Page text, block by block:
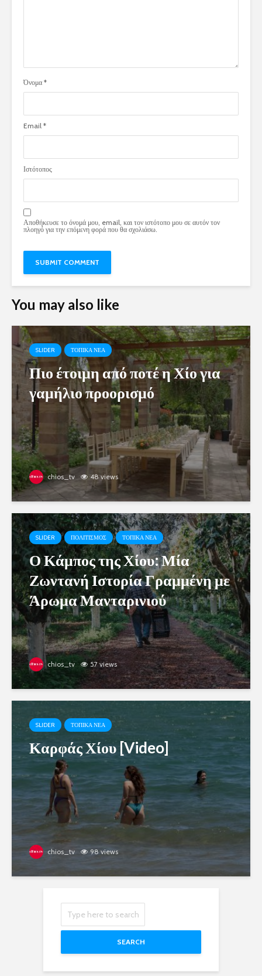
Όνομα *
Email *
Ιστότοπος
Αποθήκευσε το όνομά μου, email, και τον ιστότοπο μου σε αυτόν τον
πλοηγό για την επόμενη φορά που θα σχολιάσω.
You may also like
SLIDER ΤΟΠΙΚΑ ΝΕΑ
Πιο έτοιμη από ποτέ η Χίο για
γαμήλιο προορισμό
chios_tv 48 views
SLIDER ΠΟΛΙΤΙΣΜΟΣ ΤΟΠΙΚΑ ΝΕΑ
Ο Κάμπος της Χίου: Μία
Ζωντανή Ιστορία Γραμμένη με
Άρωμα Μανταρινιού
chios_tv 57 views
SLIDER ΤΟΠΙΚΑ ΝΕΑ
Καρφάς Χίου [Video]
chios_tv 98 views
SEARCH